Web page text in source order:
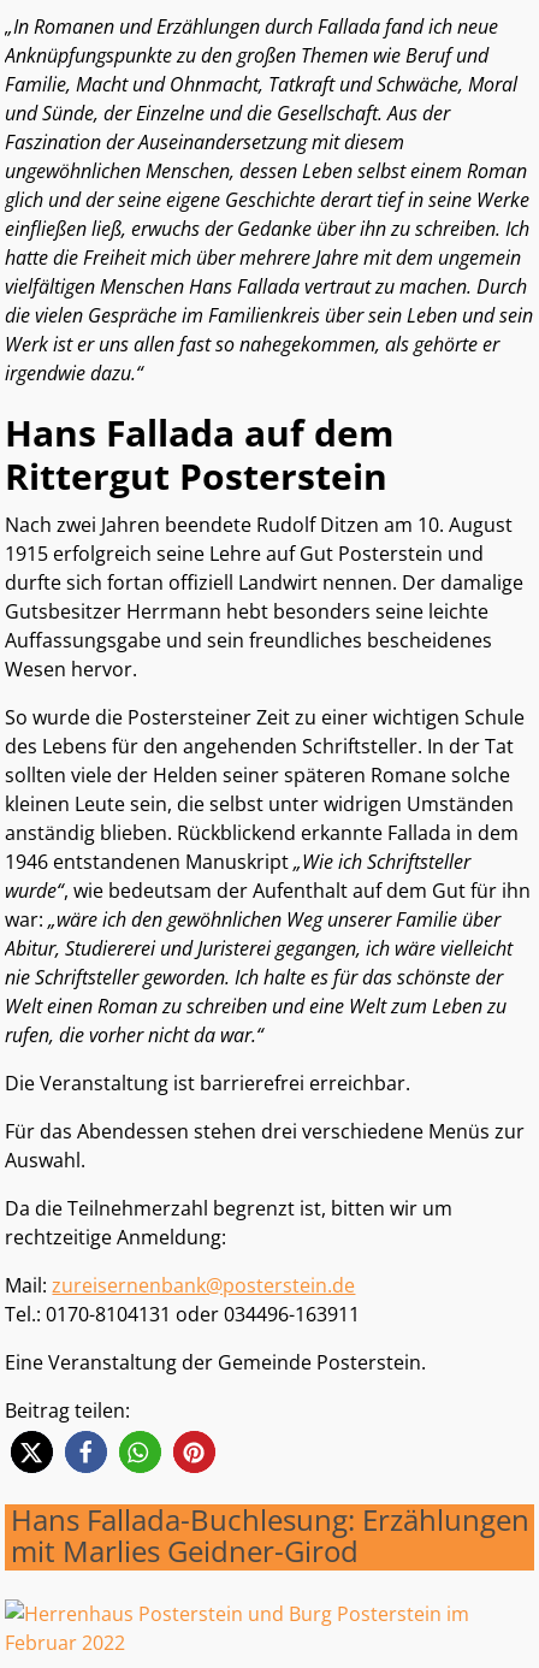
„In Romanen und Erzählungen durch Fallada fand ich neue
Anknüpfungspunkte zu den großen Themen wie Beruf und
Familie, Macht und Ohnmacht, Tatkraft und Schwäche, Moral
und Sünde, der Einzelne und die Gesellschaft. Aus der
Faszination der Auseinandersetzung mit diesem
ungewöhnlichen Menschen, dessen Leben selbst einem Roman
glich und der seine eigene Geschichte derart tief in seine Werke
einfließen ließ, erwuchs der Gedanke über ihn zu schreiben. Ich
hatte die Freiheit mich über mehrere Jahre mit dem ungemein
vielfältigen Menschen Hans Fallada vertraut zu machen. Durch
die vielen Gespräche im Familienkreis über sein Leben und sein
Werk ist er uns allen fast so nahegekommen, als gehörte er
irgendwie dazu.“
Hans Fallada auf dem
Rittergut Posterstein
Nach zwei Jahren beendete Rudolf Ditzen am 10. August
1915 erfolgreich seine Lehre auf Gut Posterstein und
durfte sich fortan offiziell Landwirt nennen. Der damalige
Gutsbesitzer Herrmann hebt besonders seine leichte
Auffassungsgabe und sein freundliches bescheidenes
Wesen hervor.
So wurde die Postersteiner Zeit zu einer wichtigen Schule
des Lebens für den angehenden Schriftsteller. In der Tat
sollten viele der Helden seiner späteren Romane solche
kleinen Leute sein, die selbst unter widrigen Umständen
anständig blieben. Rückblickend erkannte Fallada in dem
1946 entstandenen Manuskript„Wie ich Schriftsteller
wurde“, wie bedeutsam der Aufenthalt auf dem Gut für ihn
war:„wäre ich den gewöhnlichen Weg unserer Familie über
Abitur, Studiererei und Juristerei gegangen, ich wäre vielleicht
nie Schriftsteller geworden. Ich halte es für das schönste der
Welt einen Roman zu schreiben und eine Welt zum Leben zu
rufen, die vorher nicht da war.“
Die Veranstaltung ist barrierefrei erreichbar.
Für das Abendessen stehen drei verschiedene Menüs zur
Auswahl.
Da die Teilnehmerzahl begrenzt ist, bitten wir um
rechtzeitige Anmeldung:
Mail:zureisernenbank@posterstein.de
Tel.: 0170-8104131 oder 034496-163911
Eine Veranstaltung der Gemeinde Posterstein.
Beitrag teilen:
Hans Fallada-Buchlesung: Erzählungen
mit Marlies Geidner-Girod